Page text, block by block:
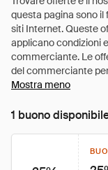
Mostra meno
1 buono